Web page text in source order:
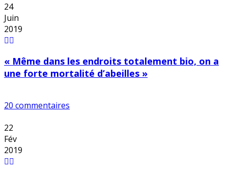
24
Juin
2019
« Même dans les endroits totalement bio, on a
une forte mortalité d’abeilles »
20 commentaires
22
Fév
2019